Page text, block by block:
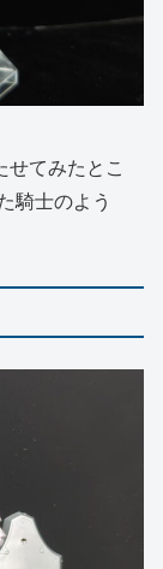
てみたとこ
騎士のよう